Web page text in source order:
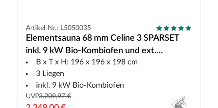
Artikel-Nr.: L5050035
Elementsauna 68 mm Celine 3 SPARSET
inkl. 9 kW Bio-Kombiofen und ext.
Steuerung
B x T x H: 196 x 196 x 198 cm
3 Liegen
inkl. 9 kW Bio-Kombiofen
UVP3.209,97 €